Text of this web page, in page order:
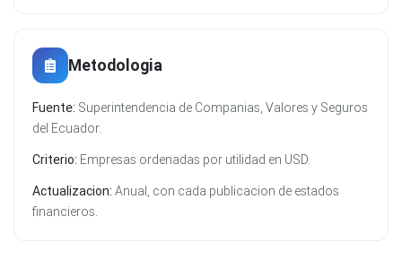
Metodologia
Fuente: Superintendencia de Companias, Valores y Seguros
del Ecuador.
Criterio: Empresas ordenadas por utilidad en USD.
Actualizacion: Anual, con cada publicacion de estados
financieros.